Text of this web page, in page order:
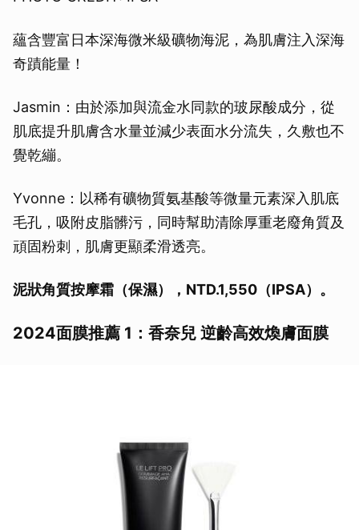
蘊含豐富日本深海微米級礦物海泥，為肌膚注入深海
奇蹟能量！
Jasmin：由於添加與流金水同款的玻尿酸成分，從
肌底提升肌膚含水量並減少表面水分流失，久敷也不
覺乾繃。
Yvonne：以稀有礦物質氨基酸等微量元素深入肌底
毛孔，吸附皮脂髒污，同時幫助清除厚重老廢角質及
頑固粉刺，肌膚更顯柔滑透亮。
泥狀角質按摩霜（保濕），NTD.1,550（IPSA）。
2024面膜推薦 1：香奈兒 逆齡高效煥膚面膜